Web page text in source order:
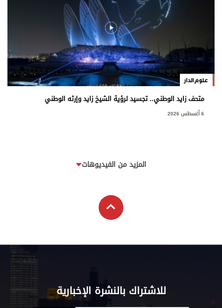
علوم الدار
متحف زايد الوطني.. تجسيد لرؤية الشيخ زايد وإرثه الوطني
6 أغسطس 2026
المزيد من الفيديوهات
للاشتراك بالنشرة الإخبارية